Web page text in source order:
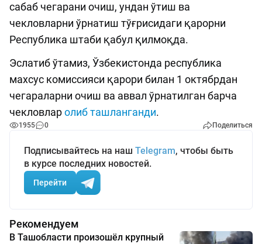
сабаб чегарани очиш, ундан ўтиш ва
чекловларни ўрнатиш тўғрисидаги қарорни
Республика штаби қабул қилмоқда.
Эслатиб ўтамиз, Ўзбекистонда республика
махсус комиссияси қарори билан 1 октябрдан
чегараларни очиш ва аввал ўрнатилган барча
чекловларолиб ташланганди.
1955 0 Поделиться
Подписывайтесь на наш Telegram, чтобы быть
в курсе последних новостей.
Перейти
Рекомендуем
В Ташобласти произошёл крупный